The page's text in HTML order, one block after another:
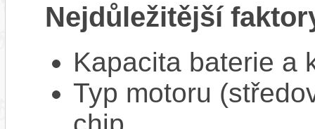
Nejdůležitější
Kapacita baterie a
Typ motoru